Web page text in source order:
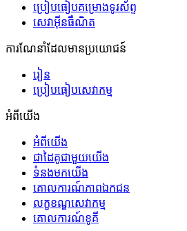
ប្រៀបធៀបគម្រោងទូរស័ព្ទ
សេវាអ៊ីនធឺណិត
ការណែនាំដែលមានប្រយោជន៍
រៀន
ប្រៀបធៀបសេវាកម្ម
អំពីយើង
អំពីយើង
ជាដៃគូជាមួយយើង
ទំនងមកយើង
គោលការណ៍ភាពឯកជន
លក្ខខណ្ឌសេវាកម្ម
គោលការណ៍ខូគី